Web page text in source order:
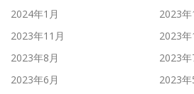
2024年1月
2023年
2023年11月
2023年
2023年8月
2023年
2023年6月
2023年